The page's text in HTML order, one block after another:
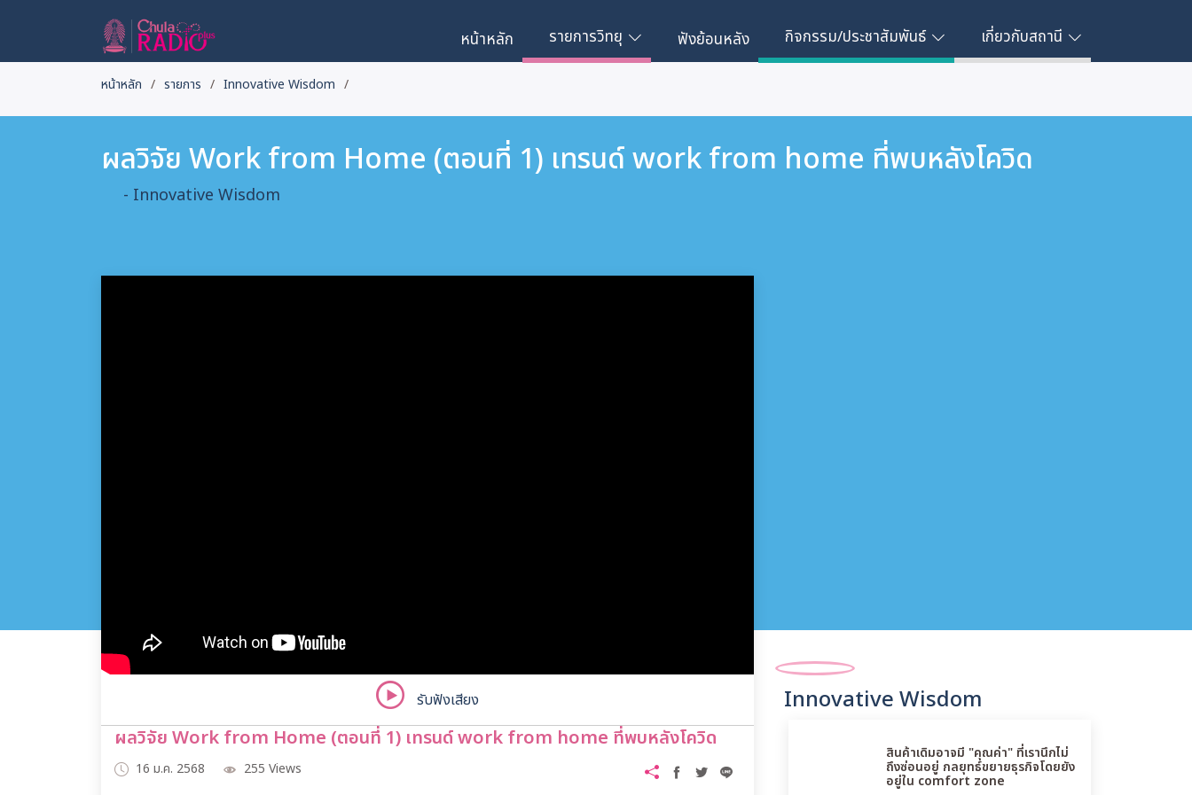
หน้าหลัก รายการวิทยุ ฟังย้อนหลัง กิจกรรม/ประชาสัมพันธ์ เกี่ยวกับสถานี
หน้าหลัก รายการ Innovative Wisdom
ผลวิจัย Work from Home (ตอนที่ 1) เทรนด์ work from home ที่พบหลังโควิด
- Innovative Wisdom
รับฟังเสียง
ผลวิจัย Work from Home (ตอนที่ 1) เทรนด์ work from home ที่พบหลังโควิด
16 ม.ค. 2568 255 Views
Innovative Wisdom
สินค้าเดิมอาจมี "คุณค่า" ที่เรานึกไม่
ถึงซ่อนอยู่ กลยุทธ์ขยายธุรกิจโดยยัง
อยู่ใน comfort zone